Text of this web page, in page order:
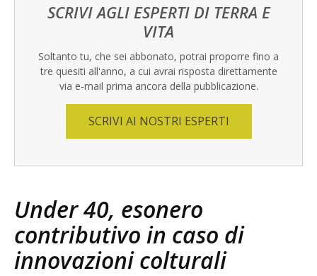
SCRIVI AGLI ESPERTI DI TERRA E
VITA
Soltanto tu, che sei abbonato, potrai proporre fino a
tre quesiti all'anno, a cui avrai risposta direttamente
via e-mail prima ancora della pubblicazione.
SCRIVI AI NOSTRI ESPERTI
Under 40, esonero
contributivo in caso di
innovazioni colturali